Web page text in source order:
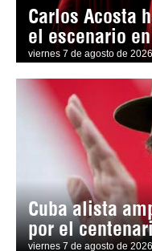
Carlos Acosta
el escenario
viernes 7 de agosto de
Cuba alista
por el
viernes 7 de agosto de